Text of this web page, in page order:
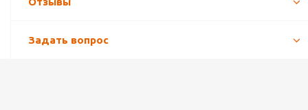
Задать вопрос